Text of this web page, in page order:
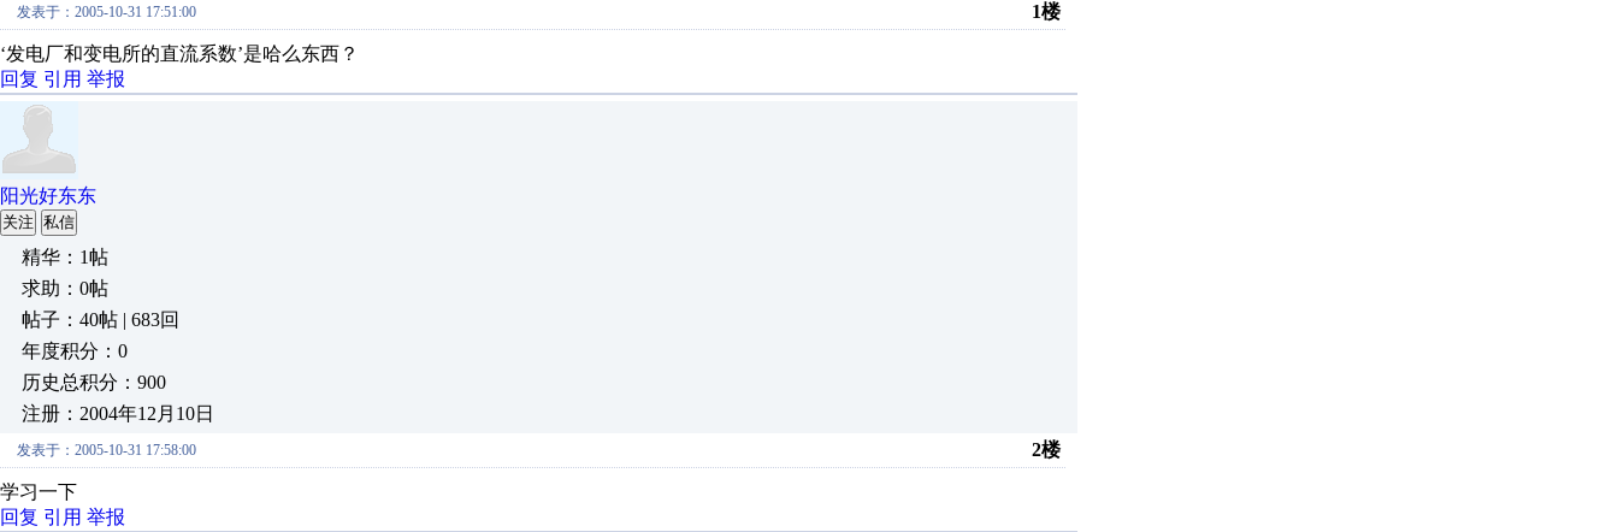
发表于：2005-10-31 17:51:00 1楼
‘发电厂和变电所的直流系数’是哈么东西？
回复 引用 举报
阳光好东东
关注 私信
精华：1帖
求助：0帖
帖子：40帖 | 683回
年度积分：0
历史总积分：900
注册：2004年12月10日
发表于：2005-10-31 17:58:00 2楼
学习一下
回复 引用 举报